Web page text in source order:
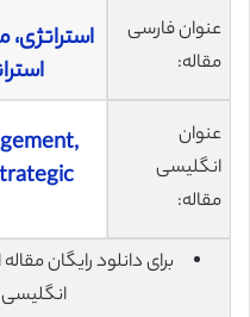
عنوان فارسی
مقاله:
استراتژی،
عنوان
انگلیسی
مقاله: